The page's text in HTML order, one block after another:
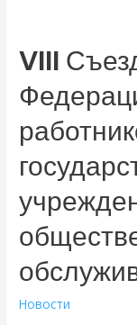
VIII
Новости